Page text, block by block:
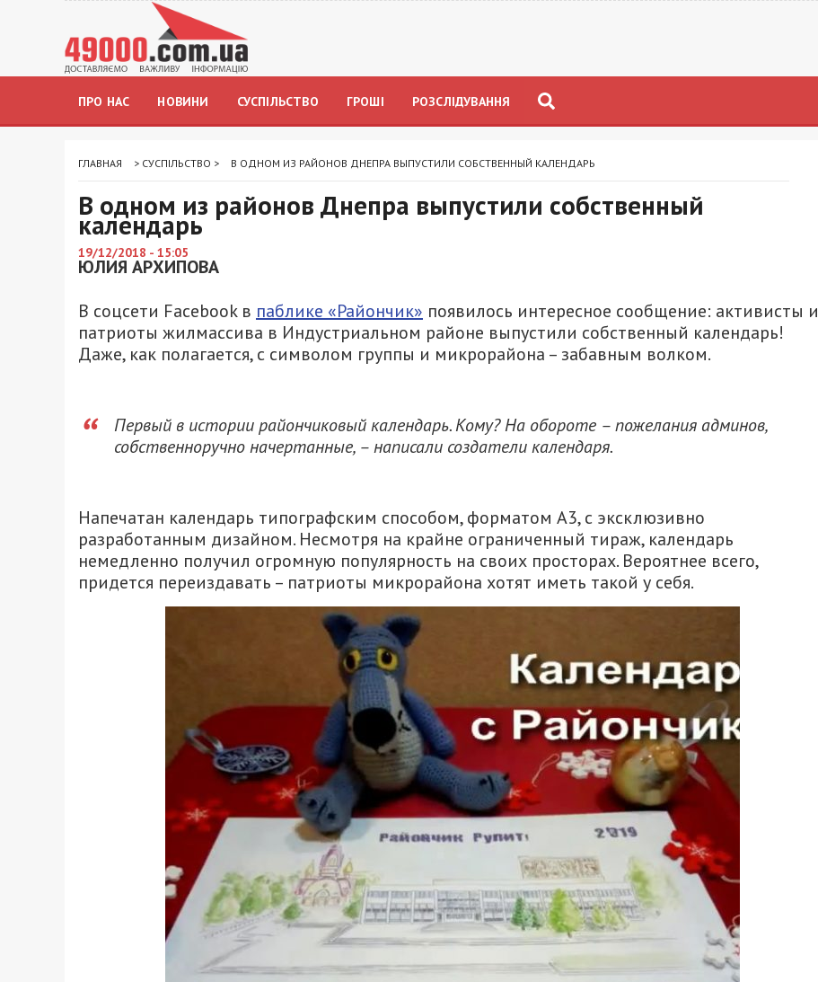
ПРО НАС НОВИНИ СУСПІЛЬСТВО ГРОШІ РОЗСЛІДУВАННЯ
ГЛАВНАЯ > СУСПІЛЬСТВО > В ОДНОМ ИЗ РАЙОНОВ ДНЕПРА ВЫПУСТИЛИ СОБСТВЕННЫЙ КАЛЕНДАРЬ
В одном из районов Днепра выпустили собственный
календарь
19/12/2018 - 15:05
ЮЛИЯ АРХИПОВА
В соцсети Facebook в паблике «Райончик» появилось интересное сообщение: активисты и
патриоты жилмассива в Индустриальном районе выпустили собственный календарь!
Даже, как полагается, с символом группы и микрорайона – забавным волком.
Первый в истории райончиковый календарь. Кому? На обороте – пожелания админов,
собственноручно начертанные, – написали создатели календаря.
Напечатан календарь типографским способом, форматом А3, с эксклюзивно
разработанным дизайном. Несмотря на крайне ограниченный тираж, календарь
немедленно получил огромную популярность на своих просторах. Вероятнее всего,
придется переиздавать – патриоты микрорайона хотят иметь такой у себя.